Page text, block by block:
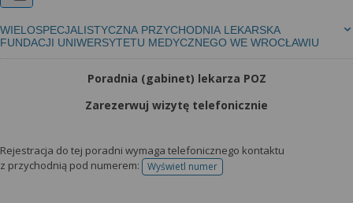
WIELOSPECJALISTYCZNA PRZYCHODNIA LEKARSKA
FUNDACJI UNIWERSYTETU MEDYCZNEGO WE WROCŁAWIU
Poradnia (gabinet) lekarza POZ
Zarezerwuj wizytę telefonicznie
Rejestracja do tej poradni wymaga telefonicznego kontaktu
z przychodnią pod numerem:
Wyświetl numertelefonu do rejestracji